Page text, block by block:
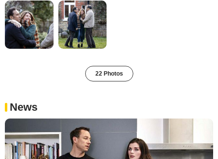
22 Photos
News